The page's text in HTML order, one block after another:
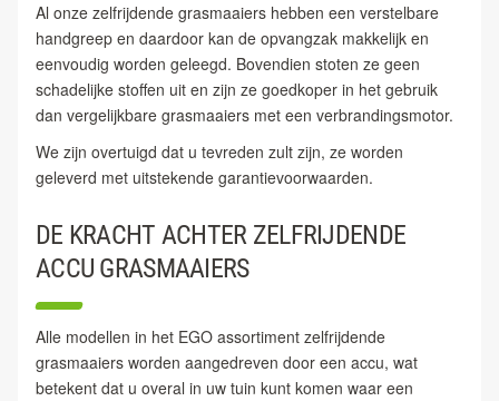
Al onze zelfrijdende grasmaaiers hebben een verstelbare
handgreep en daardoor kan de opvangzak makkelijk en
eenvoudig worden geleegd. Bovendien stoten ze geen
schadelijke stoffen uit en zijn ze goedkoper in het gebruik
dan vergelijkbare grasmaaiers met een verbrandingsmotor.
We zijn overtuigd dat u tevreden zult zijn, ze worden
geleverd met uitstekende garantievoorwaarden.
DE KRACHT ACHTER ZELFRIJDENDE
ACCU GRASMAAIERS
Alle modellen in het EGO assortiment zelfrijdende
grasmaaiers worden aangedreven door een accu, wat
betekent dat u overal in uw tuin kunt komen waar een